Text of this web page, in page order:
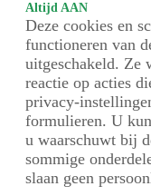
Altijd AAN
Deze cookies en
functioneren van
uitgeschakeld. Ze
reactie op acties
privacy-
formulieren. U
u waarschuwt bij
sommige
slaan geen